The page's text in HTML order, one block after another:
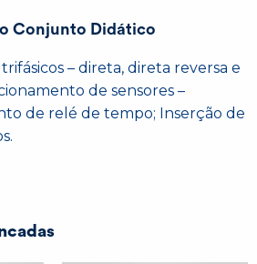
Conjunto Didático
– direta, direta reversa e
de sensores –
de relé de tempo; Inserção de